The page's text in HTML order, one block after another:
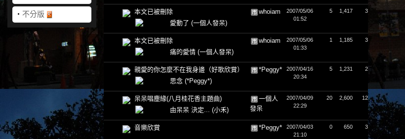
‧ 不分版
本文已被刪除
愛動了 (一個人發呆)
whoiam
2007/05/06
01:52
5 1,417 3
本文已被刪除
痛的愛情 (一個人發呆)
whoiam
2007/05/06
01:33
1 1,185 3
親愛的你怎麼不在我身邊（好歌欣賞）
思念 (*Peggy*)
*Peggy*
2007/04/16
20:34
5 1,231 2
呆呆唱塵緣(八月桂花香主題曲)
由呆呆 決定... (小禾)
一個人
發呆
2007/04/09
22:29
20 2,600 12
音樂欣賞 *Peggy*
2007/04/03
21:10
0 650 3